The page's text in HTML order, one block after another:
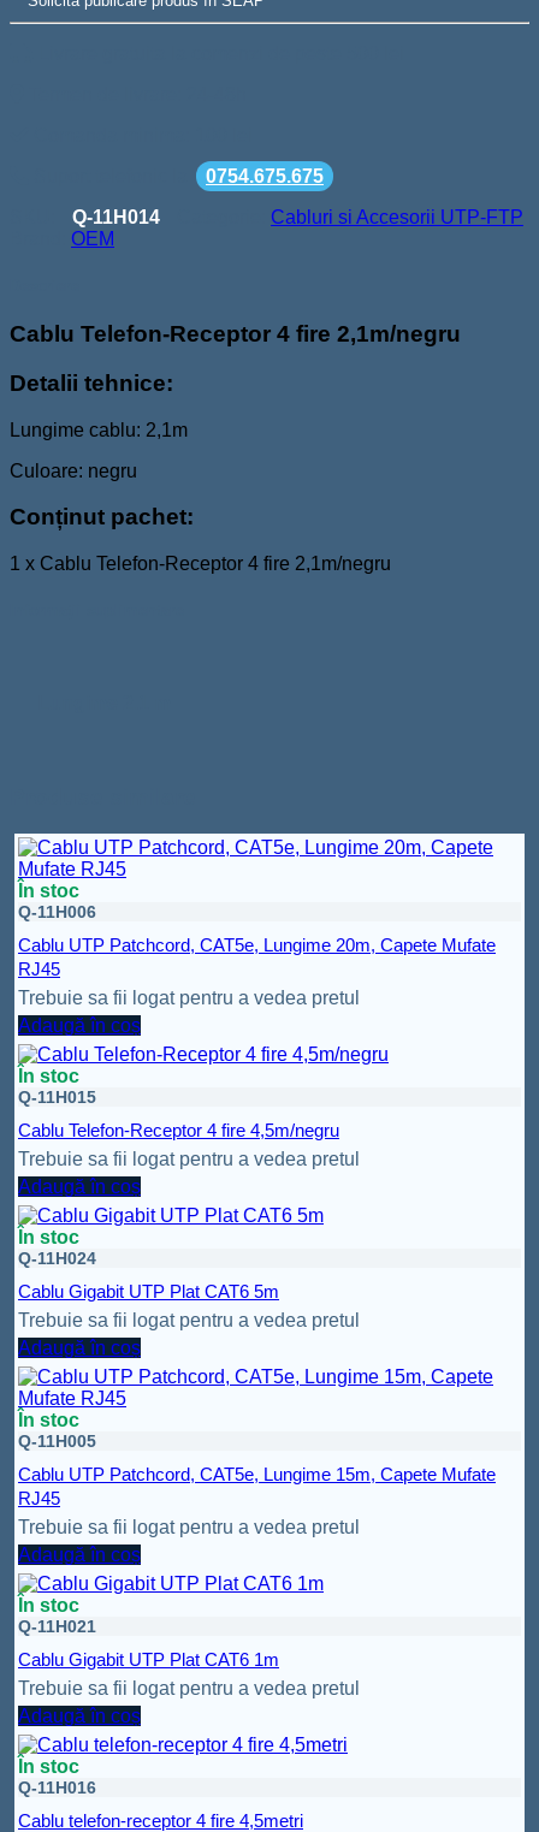
0754.675.675
Q-11H014
Cabluri si Accesorii UTP-FTP
OEM
Cablu Telefon-Receptor 4 fire 2,1m/negru
Detalii tehnice:
Lungime cablu: 2,1m
Culoare: negru
Conținut pachet:
1 x Cablu Telefon-Receptor 4 fire 2,1m/negru
În stoc
Q-11H006
Cablu UTP Patchcord, CAT5e, Lungime 20m, Capete Mufate
RJ45
Trebuie sa fii logat pentru a vedea pretul
Adaugă în coș
În stoc
Q-11H015
Cablu Telefon-Receptor 4 fire 4,5m/negru
Trebuie sa fii logat pentru a vedea pretul
Adaugă în coș
În stoc
Q-11H024
Cablu Gigabit UTP Plat CAT6 5m
Trebuie sa fii logat pentru a vedea pretul
Adaugă în coș
În stoc
Q-11H005
Cablu UTP Patchcord, CAT5e, Lungime 15m, Capete Mufate
RJ45
Trebuie sa fii logat pentru a vedea pretul
Adaugă în coș
În stoc
Q-11H021
Cablu Gigabit UTP Plat CAT6 1m
Trebuie sa fii logat pentru a vedea pretul
Adaugă în coș
În stoc
Q-11H016
Cablu telefon-receptor 4 fire 4,5metri